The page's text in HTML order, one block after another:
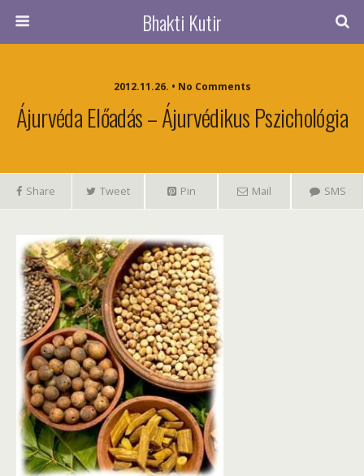
Bhakti Kutir
2012.11.26. • No Comments
Ájurvéda Előadás – Ájurvédikus Pszichológia
Share Tweet Pin Mail SMS